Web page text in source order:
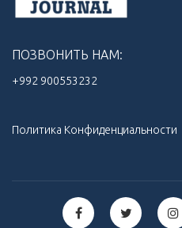
ПОЗВОНИТЬ НАМ:
+992 900553232‬
Политика Конфиденциальности